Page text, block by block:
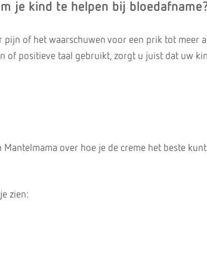
je kind te helpen bij
of het waarschuwen voor een prik tot meer
of positieve taal gebruikt, zorgt u juist dat uw
over hoe je de creme het beste kunt
zien: